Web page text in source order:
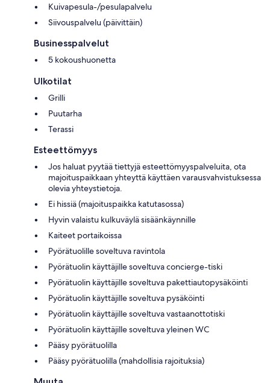
Kuivapesula-/pesulapalvelu
Siivouspalvelu (päivittäin)
Businesspalvelut
5 kokoushuonetta
Ulkotilat
Grilli
Puutarha
Terassi
Esteettömyys
Jos haluat pyytää tiettyjä esteettömyyspalveluita, ota
majoituspaikkaan yhteyttä käyttäen varausvahvistuksessa
olevia yhteystietoja.
Ei hissiä (majoituspaikka katutasossa)
Hyvin valaistu kulkuväylä sisäänkäynnille
Kaiteet portaikoissa
Pyörätuolille soveltuva ravintola
Pyörätuolin käyttäjille soveltuva concierge-tiski
Pyörätuolin käyttäjille soveltuva pakettiautopysäköinti
Pyörätuolin käyttäjille soveltuva pysäköinti
Pyörätuolin käyttäjille soveltuva vastaanottotiski
Pyörätuolin käyttäjille soveltuva yleinen WC
Pääsy pyörätuolilla
Pääsy pyörätuolilla (mahdollisia rajoituksia)